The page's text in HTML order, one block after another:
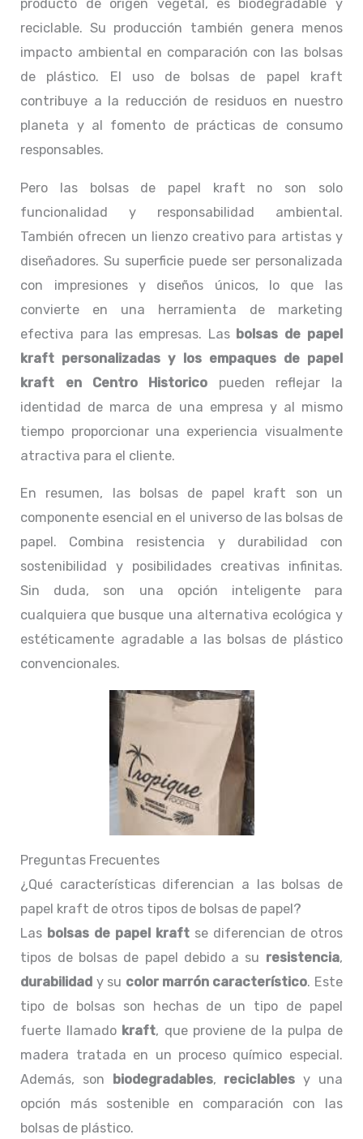
producto de origen vegetal, es biodegradable y
reciclable. Su producción también genera menos
impacto ambiental en comparación con las bolsas
de plástico. El uso de bolsas de papel kraft
contribuye a la reducción de residuos en nuestro
planeta y al fomento de prácticas de consumo
responsables.
Pero las bolsas de papel kraft no son solo
funcionalidad y responsabilidad ambiental.
También ofrecen un lienzo creativo para artistas y
diseñadores. Su superficie puede ser personalizada
con impresiones y diseños únicos, lo que las
convierte en una herramienta de marketing
efectiva para las empresas. Las bolsas de papel
kraft personalizadas y los empaques de papel
kraft en Centro Historico pueden reflejar la
identidad de marca de una empresa y al mismo
tiempo proporcionar una experiencia visualmente
atractiva para el cliente.
En resumen, las bolsas de papel kraft son un
componente esencial en el universo de las bolsas de
papel. Combina resistencia y durabilidad con
sostenibilidad y posibilidades creativas infinitas.
Sin duda, son una opción inteligente para
cualquiera que busque una alternativa ecológica y
estéticamente agradable a las bolsas de plástico
convencionales.
Preguntas Frecuentes
¿Qué características diferencian a las bolsas de
papel kraft de otros tipos de bolsas de papel?
Las bolsas de papel kraft se diferencian de otros
tipos de bolsas de papel debido a su resistencia,
durabilidad y su color marrón característico. Este
tipo de bolsas son hechas de un tipo de papel
fuerte llamado kraft, que proviene de la pulpa de
madera tratada en un proceso químico especial.
Además, son biodegradables, reciclables y una
opción más sostenible en comparación con las
bolsas de plástico.